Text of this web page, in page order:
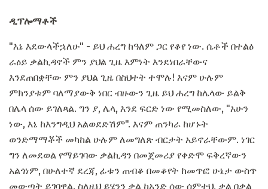
ዲፕሎማቶች
"እኔ እደውላችኋለሁ" - ይህ ሐረግ ከዓለም ጋር የቆየ ነው. ሴቶች በተልዕ
ራዕይ ቃልኪዳኖች ምን ያህል ጊዜ እምነት እንደነበራቸውና
እንደጠበቋቸው ምን ያህል ጊዜ በስህተት ተሞሉ! እናም ሁሉም
ምክንያቱም ባለማያውቅ ነበር ብዙውን ጊዜ ይህ ሐረግ ከሌላው ይልቅ
በሌላ ሰው ይገለጻል. ግን ያ, ሌላ, እንደ ፍርድ ነው የሚመስለው, "አሁን
ነው, እኔ ከእንግዲህ አልወደድሽም". እናም ጠንካራ ከሆኑት
ወንድማማቾች መካከል ሁሉም ለመግለጽ ብርታት አይኖራቸውም. ነገር
ግን ለመደወል የማይገባው ቃልኪዳን በመጀመሪያ የቀድሞ ፍቅረኛውን
አልጎነም, በሁለተኛ ደረጃ, ፊቱን ጠብቆ በመቆየት ከመጥፎ ሁኔታ ውስጥ
መውጣት ይገባዋል. ስለዚህ ይሄንን ቃል ከአንድ ሰው ሰምተህ, ቃል በቃል